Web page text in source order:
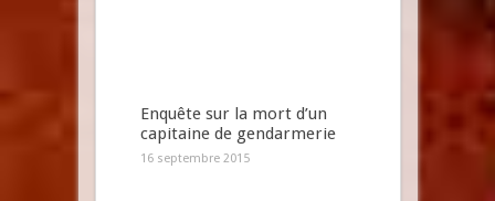
Enquête sur la mort d’un
capitaine de gendarmerie
16 septembre 2015